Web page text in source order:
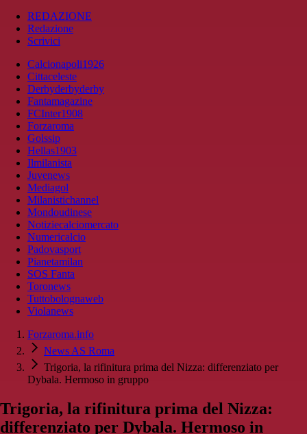
REDAZIONE
Redazione
Scrivici
Calcionapoli1926
Cittaceleste
Derbyderbyderby
Fantamagazine
FCInter1908
Forzaroma
Golssip
Hellas1903
Ilmilanista
Juvenews
Mediagol
Milanistichannel
Mondoudinese
Notiziecalciomercato
Numericalcio
Padovasport
Pianetamilan
SOS Fanta
Toronews
Tuttobolognaweb
Violanews
Forzaroma.info
News AS Roma
Trigoria, la rifinitura prima del Nizza: differenziato per
Dybala. Hermoso in gruppo
Trigoria, la rifinitura prima del Nizza:
differenziato per Dybala. Hermoso in